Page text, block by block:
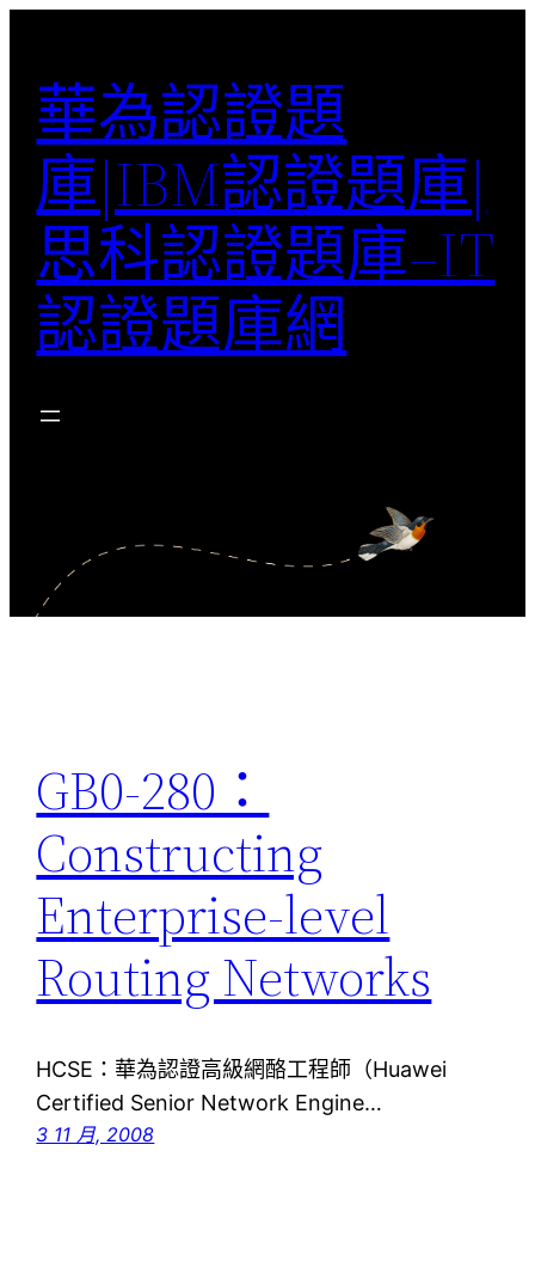
華為認證題
庫|IBM認證題庫|
思科認證題庫–IT
認證題庫網
GB0-280：
Constructing
Enterprise-level
Routing Networks
HCSE：華為認證高級網酪工程師（Huawei
Certified Senior Network Engine…
3 11 月, 2008